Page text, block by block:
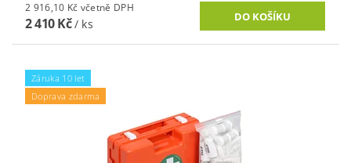
2 916,10 Kč včetně DPH
2 410 Kč/ ks
Záruka 10 let
Doprava zdarma